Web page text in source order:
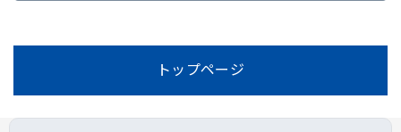
トップページ